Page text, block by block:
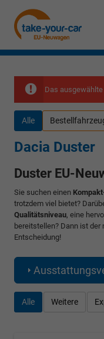
Das
Alle
Dacia Duster
Duster EU-
Sie suchen einen
trotzdem viel bietet?
Qualitätsniveau, eine
bereitstellen? Dann ist
Entscheidung!
Alle Weitere